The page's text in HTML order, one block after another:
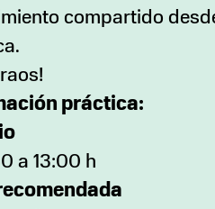
compartido
práctica:
a 13:00 h